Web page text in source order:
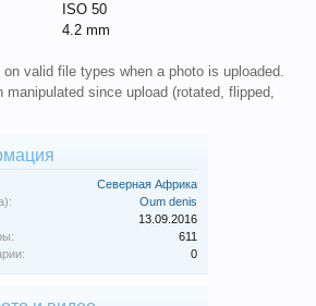
ISO 50
4.2 mm
valid file types when a photo is uploaded.
manipulated since upload (rotated, flipped,
Северная Африка
Oum denis
13.09.2016
611
0